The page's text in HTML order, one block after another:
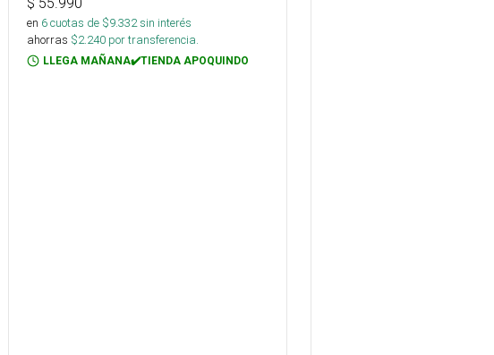
en 6cuotas de $9.332sin interés
ahorras $2.240 por transferencia.
LLEGA MAÑANA✔️TIENDA APOQUINDO